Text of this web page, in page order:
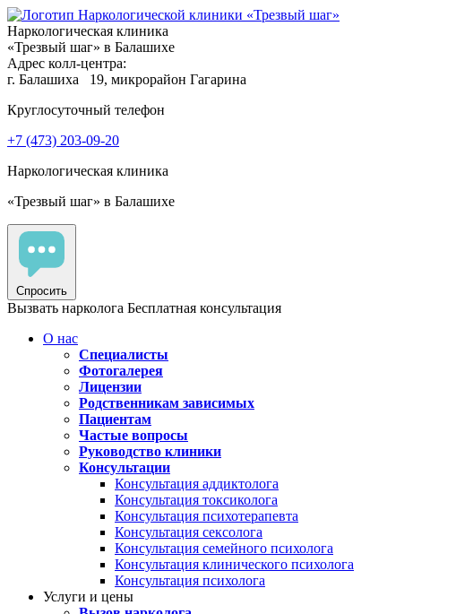
Наркологическая клиника
«Трезвый шаг» в Балашихе
Адрес колл-центра:
г. Балашиха
19, микрорайон Гагарина
Круглосуточный телефон
+7 (473) 203-09-20
Наркологическая клиника
«Трезвый шаг» в Балашихе
Спросить
Вызвать нарколога Бесплатная консультация
О нас
Специалисты
Фотогалерея
Лицензии
Родственникам зависимых
Пациентам
Частые вопросы
Руководство клиники
Консультации
Консультация аддиктолога
Консультация токсиколога
Консультация психотерапевта
Консультация сексолога
Консультация семейного психолога
Консультация клинического психолога
Консультация психолога
Услуги и цены